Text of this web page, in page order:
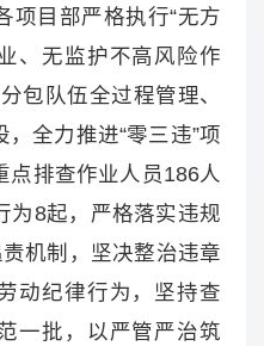
项目部严格执行“无方
、无监护不高风险作
包队伍全过程管理、
全力推进“零三违”项
点排查作业人员186人
为8起，严格落实违规
机制，坚决整治违章
动纪律行为，坚持查
一批，以严管严治筑